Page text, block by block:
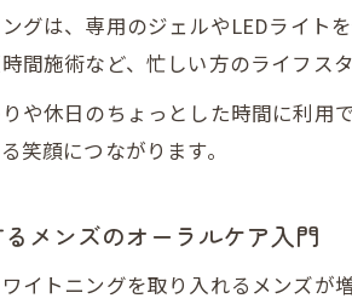
グは、専用のジェルやLEDライト
間施術など、忙しい方のライフス
や休日のちょっとした時間に利用
笑顔につながります。
メンズのオーラルケア入門
イトニングを取り入れるメンズが